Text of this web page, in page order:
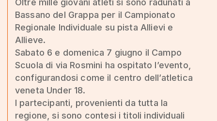
Oltre mille giovani atleti si sono radunati a
Bassano del Grappa per il Campionato
Regionale Individuale su pista Allievi e
Allieve.
Sabato 6 e domenica 7 giugno il Campo
Scuola di via Rosmini ha ospitato l’evento,
configurandosi come il centro dell’atletica
veneta Under 18.
I partecipanti, provenienti da tutta la
regione, si sono contesi i titoli individuali